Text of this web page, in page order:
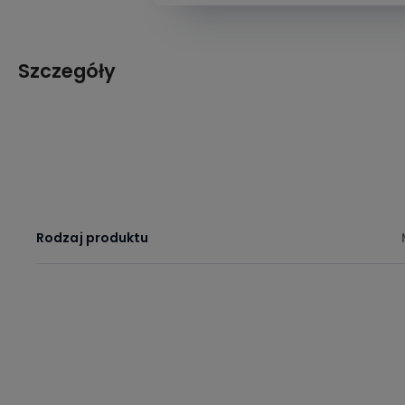
Szczegóły
Rodzaj produktu